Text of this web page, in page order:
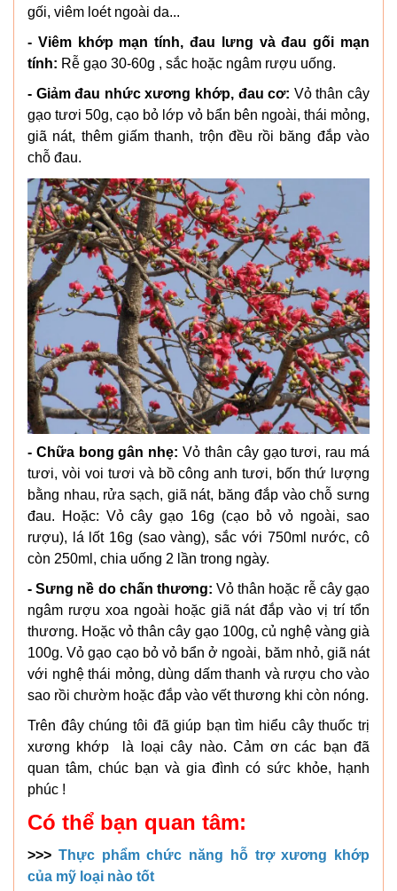
gối, viêm loét ngoài da...
- Viêm khớp mạn tính, đau lưng và đau gối mạn
tính: Rễ gạo 30-60g , sắc hoặc ngâm rượu uống.
- Giảm đau nhức xương khớp, đau cơ: Vỏ thân cây
gạo tươi 50g, cạo bỏ lớp vỏ bẩn bên ngoài, thái mỏng,
giã nát, thêm giấm thanh, trộn đều rồi băng đắp vào
chỗ đau.
- Chữa bong gân nhẹ:Vỏ thân cây gạo tươi, rau má
tươi, vòi voi tươi và bồ công anh tươi, bốn thứ lượng
bằng nhau, rửa sạch, giã nát, băng đắp vào chỗ sưng
đau. Hoặc: Vỏ cây gạo 16g (cạo bỏ vỏ ngoài, sao
rượu), lá lốt 16g (sao vàng), sắc với 750ml nước, cô
còn 250ml, chia uống 2 lần trong ngày.
- Sưng nề do chấn thương: Vỏ thân hoặc rễ cây gạo
ngâm rượu xoa ngoài hoặc giã nát đắp vào vị trí tổn
thương. Hoặc vỏ thân cây gạo 100g, củ nghệ vàng già
100g. Vỏ gạo cạo bỏ vỏ bẩn ở ngoài, băm nhỏ, giã nát
với nghệ thái mỏng, dùng dấm thanh và rượu cho vào
sao rồi chườm hoặc đắp vào vết thương khi còn nóng.
Trên đây chúng tôi đã giúp bạn tìm hiểu cây thuốc trị
xương khớp là loại cây nào. Cảm ơn các bạn đã
quan tâm, chúc bạn và gia đình có sức khỏe, hạnh
phúc !
Có thể bạn quan tâm:
>>> Thực phẩm chức năng hỗ trợ xương khớp
của mỹ loại nào tốt